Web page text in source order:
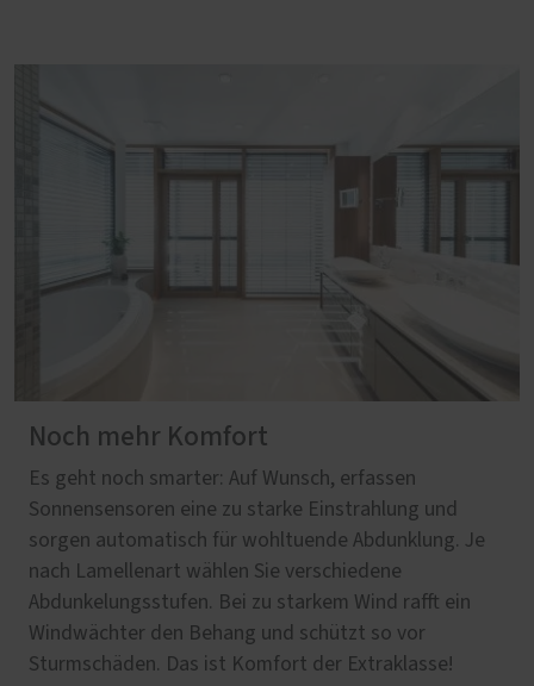
Noch mehr Komfort
Es geht noch smarter: Auf Wunsch, erfassen
Sonnensensoren eine zu starke Einstrahlung und
sorgen automatisch für wohltuende Abdunklung. Je
nach Lamellenart wählen Sie verschiedene
Abdunkelungsstufen. Bei zu starkem Wind rafft ein
Windwächter den Behang und schützt so vor
Sturmschäden. Das ist Komfort der Extraklasse!